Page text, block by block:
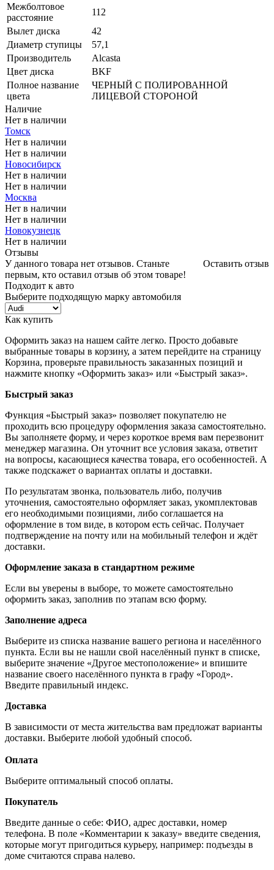
Межболтовое
расстояние
112
Вылет диска
42
Диаметр ступицы
57,1
Производитель
Alcasta
Цвет диска
BKF
Полное название
цвета
ЧЕРНЫЙ С ПОЛИРОВАННОЙ
ЛИЦЕВОЙ СТОРОНОЙ
Наличие
Нет в наличии
Томск
Нет в наличии
Нет в наличии
Новосибирск
Нет в наличии
Нет в наличии
Москва
Нет в наличии
Нет в наличии
Новокузнецк
Нет в наличии
Отзывы
Оставить отзыв
У данного товара нет отзывов. Станьте
первым, кто оставил отзыв об этом товаре!
Подходит к авто
Выберите подходящую марку автомобиля
Как купить
Оформить заказ на нашем сайте легко. Просто добавьте
выбранные товары в корзину, а затем перейдите на страницу
Корзина, проверьте правильность заказанных позиций и
нажмите кнопку «Оформить заказ» или «Быстрый заказ».
Быстрый заказ
Функция «Быстрый заказ» позволяет покупателю не
проходить всю процедуру оформления заказа самостоятельно.
Вы заполняете форму, и через короткое время вам перезвонит
менеджер магазина. Он уточнит все условия заказа, ответит
на вопросы, касающиеся качества товара, его особенностей. А
также подскажет о вариантах оплаты и доставки.
По результатам звонка, пользователь либо, получив
уточнения, самостоятельно оформляет заказ, укомплектовав
его необходимыми позициями, либо соглашается на
оформление в том виде, в котором есть сейчас. Получает
подтверждение на почту или на мобильный телефон и ждёт
доставки.
Оформление заказа в стандартном режиме
Если вы уверены в выборе, то можете самостоятельно
оформить заказ, заполнив по этапам всю форму.
Заполнение адреса
Выберите из списка название вашего региона и населённого
пункта. Если вы не нашли свой населённый пункт в списке,
выберите значение «Другое местоположение» и впишите
название своего населённого пункта в графу «Город».
Введите правильный индекс.
Доставка
В зависимости от места жительства вам предложат варианты
доставки. Выберите любой удобный способ.
Оплата
Выберите оптимальный способ оплаты.
Покупатель
Введите данные о себе: ФИО, адрес доставки, номер
телефона. В поле «Комментарии к заказу» введите сведения,
которые могут пригодиться курьеру, например: подъезды в
доме считаются справа налево.